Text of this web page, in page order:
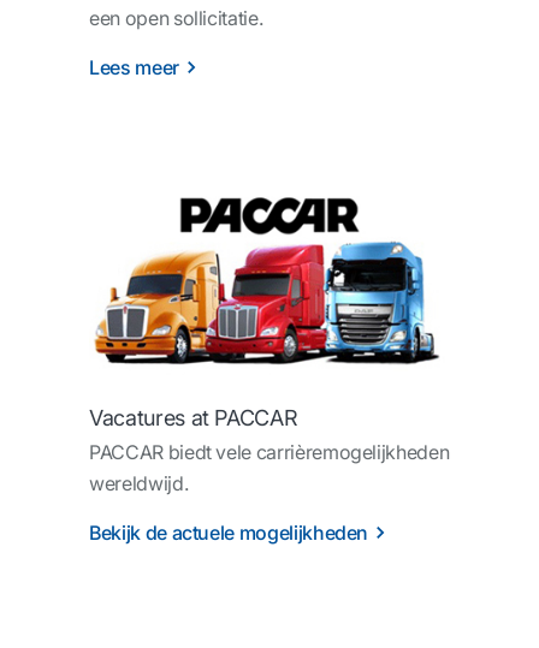
een open sollicitatie.
Lees meer
Vacatures at PACCAR
PACCAR biedt vele carrièremogelijkheden
wereldwijd.
Bekijk de actuele mogelijkheden